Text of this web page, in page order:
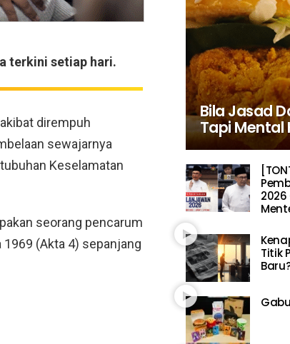
terkini setiap hari.
dirempuh
sewajarnya
Keselamatan
seorang pencarum
(Akta 4) sepanjang
Bila Jasad
Tapi Mental
2026
Titik